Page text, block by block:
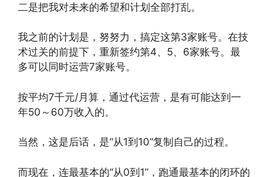
二是把我对未来的希望和计划全部打乱。
我之前的计划是，努努力，搞定这第3家账号。在技
术过关的前提下，重新签约第4、5、6家账号。最
多可以同时运营7家账号。
按平均7千元/月算，通过代运营，是有可能达到一
年50～60万收入的。
当然，这是后话，是“从1到10”复制自己的过程。
而现在，连最基本的“从0到1”，跑通最基本的闭环的